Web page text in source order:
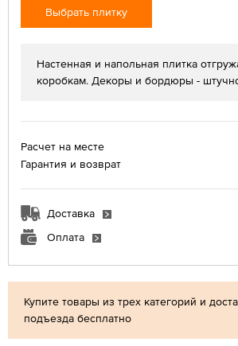
Купите товары из трех категорий и
подъезда бесплатно
Выбрать плитку
Настенная и напольная плитка
коробкам. Декоры и бордюры -
Расчет на месте
Гарантия и возврат
Доставка
Оплата